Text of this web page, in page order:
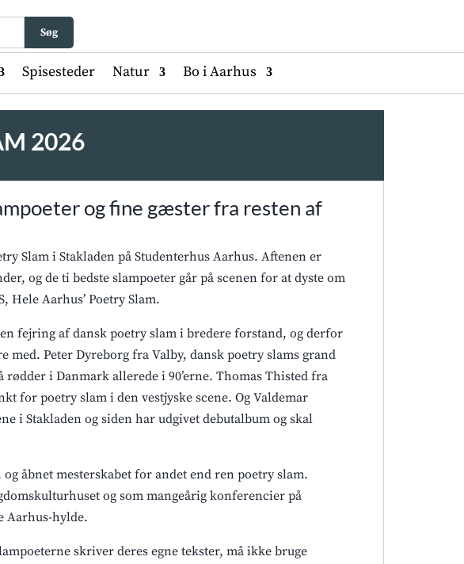
Søg
Spisesteder Natur Bo i Aarhus
2026
og fine gæster fra resten af
Slam i Stakladen på Studenterhus Aarhus. Aftenen er
og de ti bedste slampoeter går på scenen for at dyste om
Hele Aarhus’ Poetry Slam.
fejring af dansk poetry slam i bredere forstand, og derfor
Peter Dyreborg fra Valby, dansk poetry slams grand
i Danmark allerede i 90’erne. Thomas Thisted fra
for poetry slam i den vestjyske scene. Og Valdemar
i Stakladen og siden har udgivet debutalbum og skal
åbnet mesterskabet for andet end ren poetry slam.
og som mangeårig konferencier på
Aarhus-hylde.
skriver deres egne tekster, må ikke bruge